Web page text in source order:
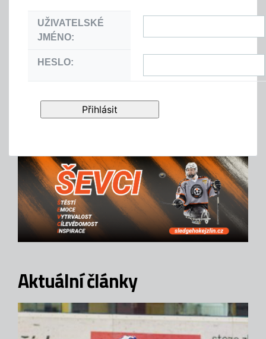
UŽIVATELSKÉ
JMÉNO:
HESLO:
Aktuální články